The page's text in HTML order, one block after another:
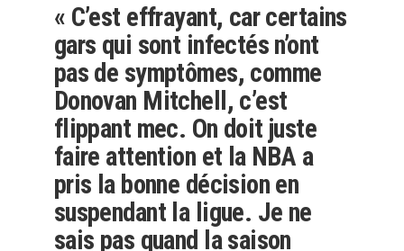
« C’est effrayant, car certains
gars qui sont infectés n’ont
pas de symptômes, comme
Donovan Mitchell, c’est
flippant mec. On doit juste
faire attention et la NBA a
pris la bonne décision en
suspendant la ligue. Je ne
sais pas quand la saison